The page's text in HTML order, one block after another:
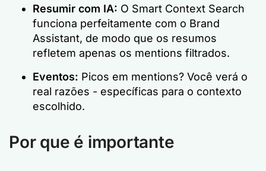
Resumir com IA: O Smart Context Search
funciona perfeitamente com o Brand
Assistant, de modo que os resumos
refletem apenas os mentions filtrados.
Eventos: Picos em mentions? Você verá o
real razões - específicas para o contexto
escolhido.
Por que é importante